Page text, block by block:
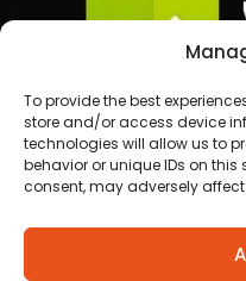
To provide the best
store and/or access device
technologies will allow us to
behavior or unique IDs on
consent, may adversely